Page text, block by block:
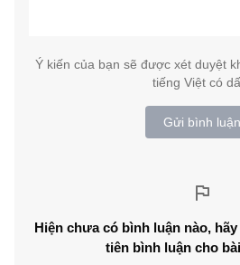
Ý kiến của bạn sẽ được xét duyệt
tiếng Việt có
Gửi bình luận
Hiện chưa có bình luận nào,
tiên bình luận cho